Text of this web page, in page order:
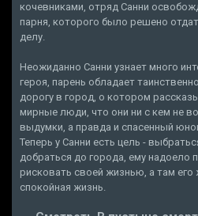
кочевниками, отряд Санни
парня, которого было решено
делу.
Неожиданно Санни узнает много
героя, парень обладает
дорогу в город, о котором
мирные люди, что они ни с кем не
выдумки, а правда и спасенный
Теперь у Санни есть цель -
добраться до города, ему надоело
рисковать своей жизнью, а там его
спокойная жизнь.